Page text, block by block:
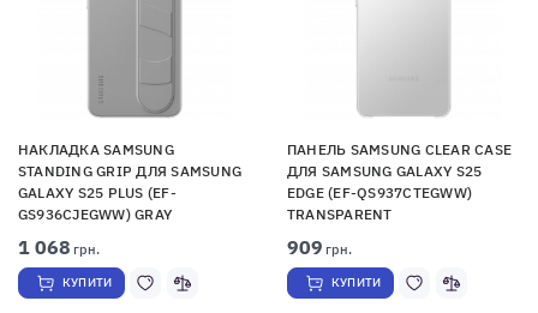
НАКЛАДКА SAMSUNG
STANDING GRIP ДЛЯ SAMSUNG
GALAXY S25 PLUS (EF-
GS936CJEGWW) GRAY
1 068 грн.
КУПИТИ
ПАНЕЛЬ SAMSUNG CLEAR CASE
ДЛЯ SAMSUNG GALAXY S25
EDGE (EF-QS937CTEGWW)
TRANSPARENT
909 грн.
КУПИТИ